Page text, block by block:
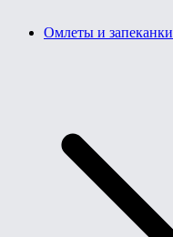
Омлеты и запеканки